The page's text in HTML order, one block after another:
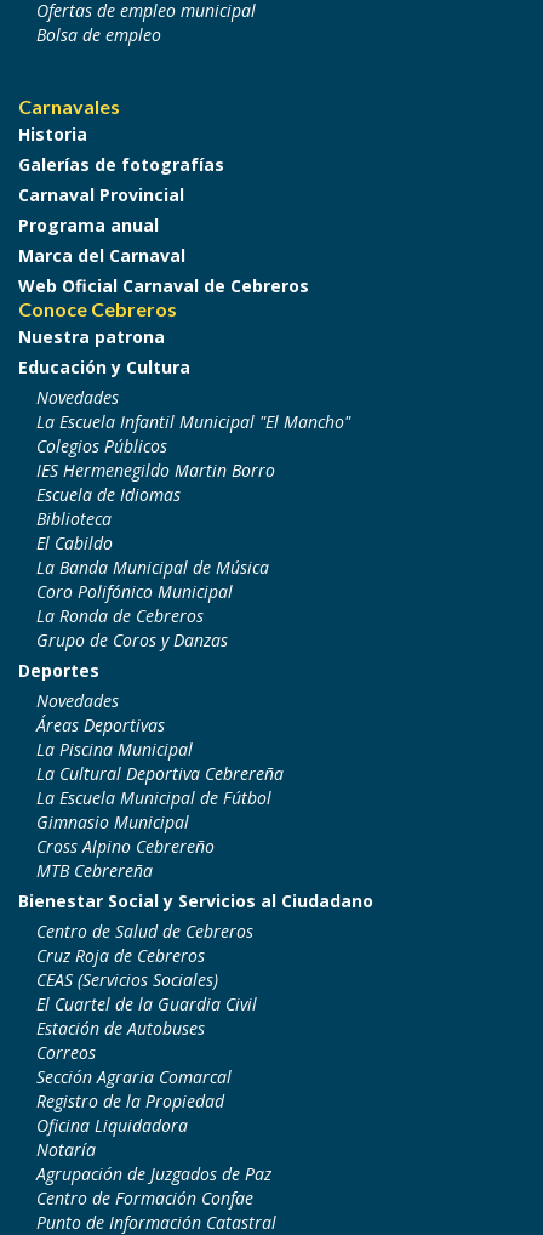
Ofertas de empleo municipal
Bolsa de empleo
Carnavales
Historia
Galerías de fotografías
Carnaval Provincial
Programa anual
Marca del Carnaval
Web Oficial Carnaval de Cebreros
Conoce Cebreros
Nuestra patrona
Educación y Cultura
Novedades
La Escuela Infantil Municipal "El Mancho"
Colegios Públicos
IES Hermenegildo Martin Borro
Escuela de Idiomas
Biblioteca
El Cabildo
La Banda Municipal de Música
Coro Polifónico Municipal
La Ronda de Cebreros
Grupo de Coros y Danzas
Deportes
Novedades
Áreas Deportivas
La Piscina Municipal
La Cultural Deportiva Cebrereña
La Escuela Municipal de Fútbol
Gimnasio Municipal
Cross Alpino Cebrereño
MTB Cebrereña
Bienestar Social y Servicios al Ciudadano
Centro de Salud de Cebreros
Cruz Roja de Cebreros
CEAS (Servicios Sociales)
El Cuartel de la Guardia Civil
Estación de Autobuses
Correos
Sección Agraria Comarcal
Registro de la Propiedad
Oficina Liquidadora
Notaría
Agrupación de Juzgados de Paz
Centro de Formación Confae
Punto de Información Catastral